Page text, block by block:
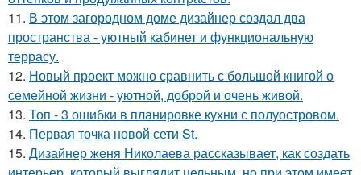
11. В этом загородном доме дизайнер создал два
пространства - уютный кабинет и функциональную
террасу.
12. Новый проект можно сравнить с большой книгой о
семейной жизни - уютной, доброй и очень живой.
13. Топ - 3 ошибки в планировке кухни с полуостровом.
14. Первая точка новой сети St.
15. Дизайнер женя Николаева рассказывает, как создать